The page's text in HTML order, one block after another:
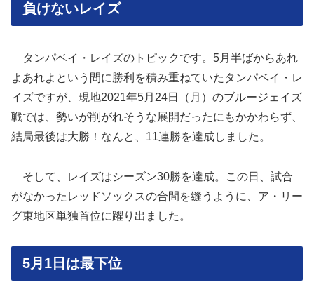
負けないレイズ
タンパベイ・レイズのトピックです。5月半ばからあれ
よあれよという間に勝利を積み重ねていたタンパベイ・レ
イズですが、現地2021年5月24日（月）のブルージェイズ
戦では、勢いが削がれそうな展開だったにもかかわらず、
結局最後は大勝！なんと、11連勝を達成しました。
そして、レイズはシーズン30勝を達成。この日、試合
がなかったレッドソックスの合間を縫うように、ア・リー
グ東地区単独首位に躍り出ました。
5月1日は最下位